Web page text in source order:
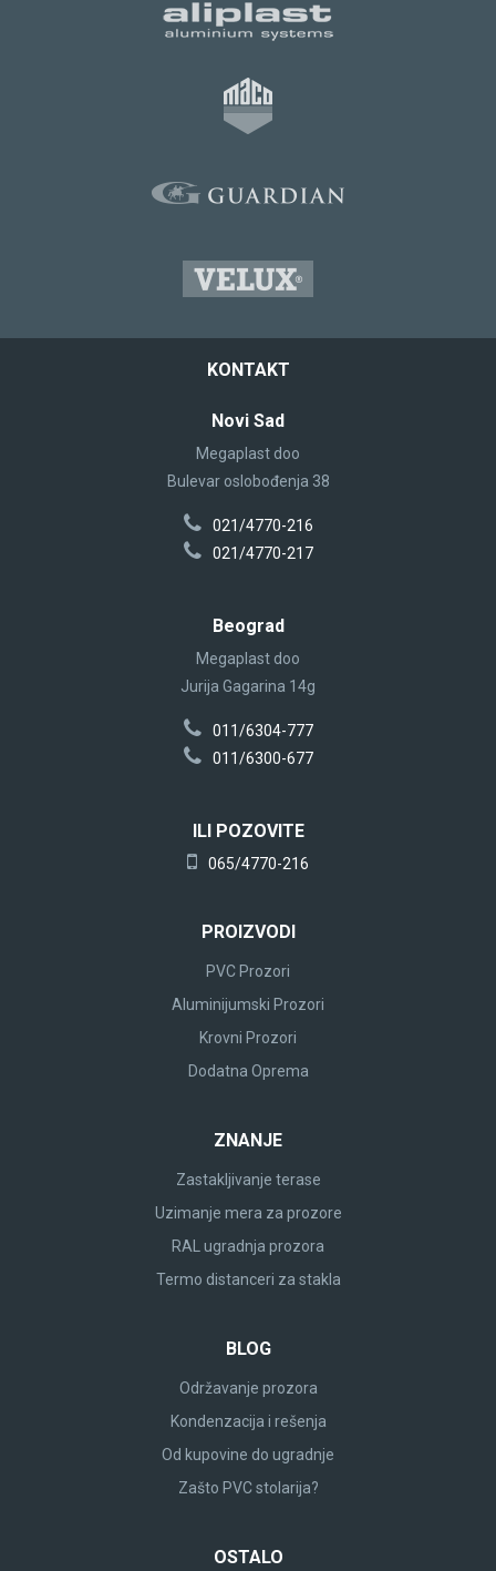
KONTAKT
Novi Sad
Megaplast doo
Bulevar oslobođenja 38
021/4770-216
021/4770-217
Beograd
Megaplast doo
Jurija Gagarina 14g
011/6304-777
011/6300-677
ILI POZOVITE
065/4770-216
PROIZVODI
PVC Prozori
Aluminijumski Prozori
Krovni Prozori
Dodatna Oprema
ZNANJE
Zastakljivanje terase
Uzimanje mera za prozore
RAL ugradnja prozora
Termo distanceri za stakla
BLOG
Održavanje prozora
Kondenzacija i rešenja
Od kupovine do ugradnje
Zašto PVC stolarija?
OSTALO